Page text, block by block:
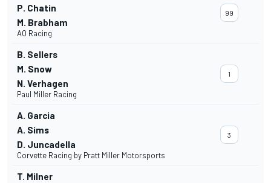
P. Chatin
M. Brabham
AO Racing
99
B. Sellers
M. Snow
N. Verhagen
Paul Miller Racing
1
A. Garcia
A. Sims
D. Juncadella
Corvette Racing by Pratt Miller Motorsports
3
T. Milner